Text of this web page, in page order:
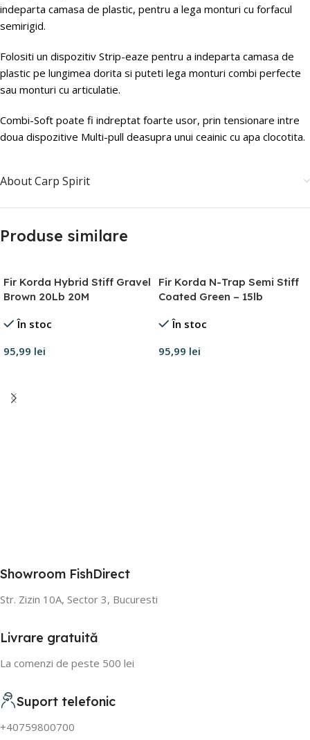
indeparta camasa de plastic, pentru a lega monturi cu forfacul
semirigid.
Folositi un dispozitiv Strip-eaze pentru a indeparta camasa de
plastic pe lungimea dorita si puteti lega monturi combi perfecte
sau monturi cu articulatie.
Combi-Soft poate fi indreptat foarte usor, prin tensionare intre
doua dispozitive Multi-pull deasupra unui ceainic cu apa clocotita.
About Carp Spirit
Produse similare
Fir Korda Hybrid Stiff Gravel
Brown 20Lb 20M
În stoc
95,99 lei
Fir Korda N-Trap Semi Stiff
Coated Green – 15lb
În stoc
95,99 lei
Showroom FishDirect
Str. Zizin 10A, Sector 3, Bucuresti
Livrare gratuită
La comenzi de peste 500 lei
Suport telefonic
+40759800700